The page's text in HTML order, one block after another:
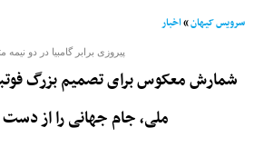
سرویس کیهان»اخبار
پیروزی برابر گامبیا در دو نیمه
شمارش معکوس برای تصمیم بزرگ
ملی، جام جهانی را از